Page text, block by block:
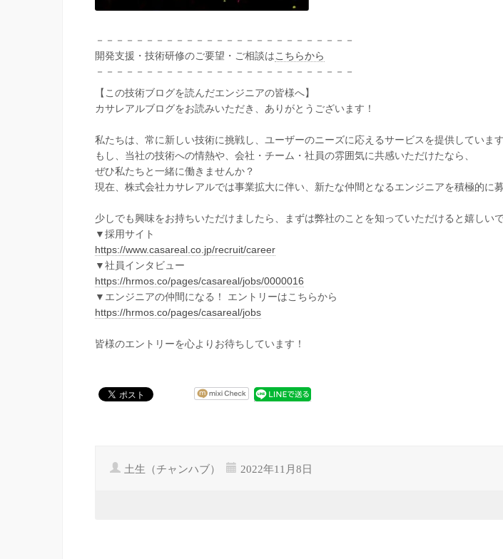
－－－－－－－－－－－－－－－－－－－－－－－－－－
開発支援・技術研修のご要望・ご相談はこちらから
－－－－－－－－－－－－－－－－－－－－－－－－－－
【この技術ブログを読んだエンジニアの皆様へ】
カサレアルブログをお読みいただき、ありがとうございます！
私たちは、常に新しい技術に挑戦し、ユーザーのニーズに応えるサービスを提供しています
もし、当社の技術への情熱や、会社・チーム・社員の雰囲気に共感いただけたなら、
ぜひ私たちと一緒に働きませんか？
現在、株式会社カサレアルでは事業拡大に伴い、新たな仲間となるエンジニアを積極的に募
少しでも興味をお持ちいただけましたら、まずは弊社のことを知っていただけると嬉しいで
▼採用サイト
https://www.casareal.co.jp/recruit/career
▼社員インタビュー
https://hrmos.co/pages/casareal/jobs/0000016
▼エンジニアの仲間になる！ エントリーはこちらから
https://hrmos.co/pages/casareal/jobs
皆様のエントリーを心よりお待ちしています！
土生（チャンハブ） 2022年11月8日